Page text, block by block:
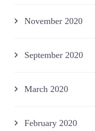
November 2020
September 2020
March 2020
February 2020